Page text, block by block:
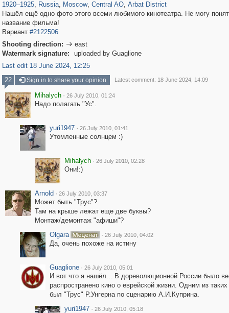
1920–1925, Russia, Moscow, Central AO, Arbat District
Нашёл ещё одно фото этого всеми любимого кинотеатра. Не могу
название фильма!
Вариант #2122506
Shooting direction:  east
Watermark signature:
uploaded by Guaglione
Last edit 18 June 2024, 12:25
22
Sign in to share your opinion Latest comment: 18 June 2024, 14:09
Mihalych · 26 July 2010, 01:24
Надо полагать "Ус".
yuri1947 · 26 July 2010, 01:41
Утомленные солнцем :)
Mihalych · 26 July 2010, 02:28
Они!:)
Arnold · 26 July 2010, 03:37
Может быть "Трус"?
Там на крыше лежат еще две буквы?
Монтаж/демонтаж "афиши"?
Olgara
· 26 July 2010, 04:02
Да, очень похоже на истину
Guaglione · 26 July 2010, 05:01
И вот что я нашёл... В дореволюционной России было
распространено кино о еврейской жизни. Одним из
был "Трус" Р.Унгерна по сценарию А.И.Куприна.
yuri1947 · 26 July 2010, 05:18